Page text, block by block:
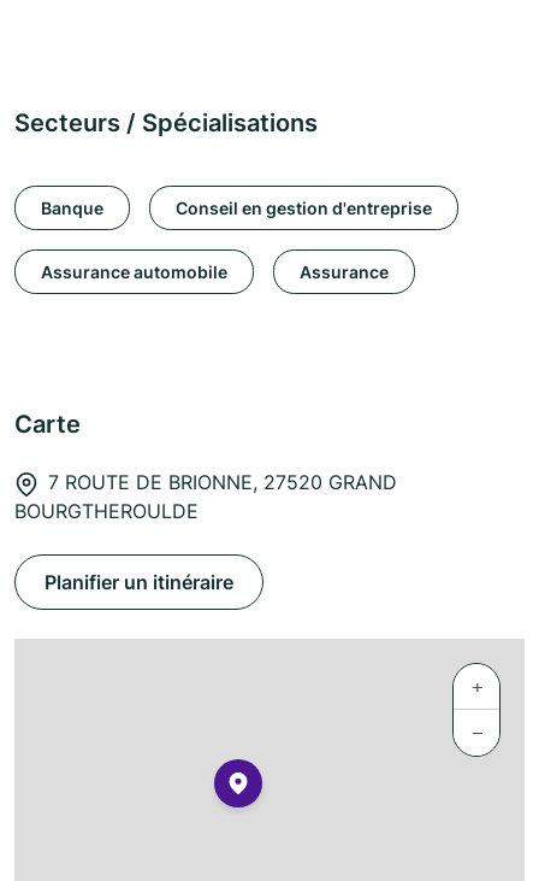
Secteurs / Spécialisations
Banque Conseil en gestion d'entreprise
Assurance automobile Assurance
Carte
7 ROUTE DE BRIONNE, 27520 GRAND
BOURGTHEROULDE
Planifier un itinéraire
+
−